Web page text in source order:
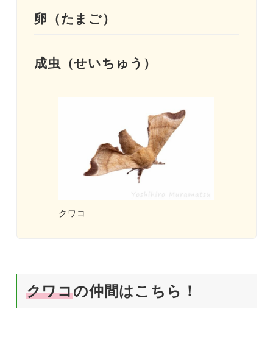
卵（たまご）
成虫（せいちゅう）
クワコ
クワコの仲間はこちら！